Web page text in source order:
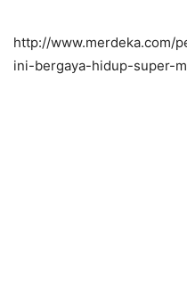
http://www.merdeka.com/
ini-bergaya-hidup-super-